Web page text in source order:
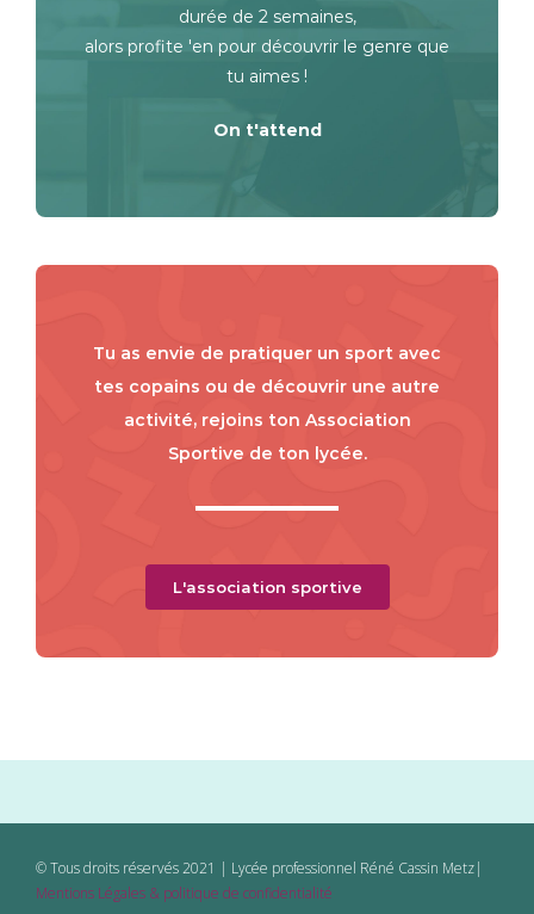
durée de 2 semaines,
alors profite 'en pour découvrir le genre que
tu aimes !
On t'attend
Tu as envie de pratiquer un sport avec
tes copains ou de découvrir une autre
activité, rejoins ton Association
Sportive de ton lycée.
L'association sportive
© Tous droits réservés 2021 | Lycée professionnel Réné Cassin Metz|
Mentions Légales & politique de confidentialité